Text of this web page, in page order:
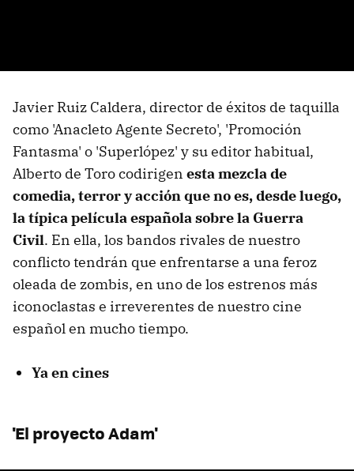
Javier Ruiz Caldera, director de éxitos de taquilla
como 'Anacleto Agente Secreto', 'Promoción
Fantasma' o 'Superlópez' y su editor habitual,
Alberto de Toro codirigen esta mezcla de
comedia, terror y acción que no es, desde luego,
la típica película española sobre la Guerra
Civil. En ella, los bandos rivales de nuestro
conflicto tendrán que enfrentarse a una feroz
oleada de zombis, en uno de los estrenos más
iconoclastas e irreverentes de nuestro cine
español en mucho tiempo.
Ya en cines
'El proyecto Adam'